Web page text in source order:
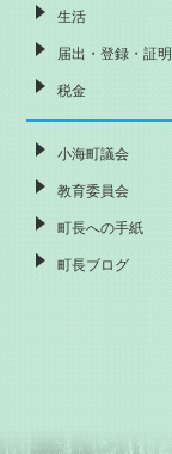
生活
届出・登録・証明
税金
小海町議会
教育委員会
町長への手紙
町長ブログ